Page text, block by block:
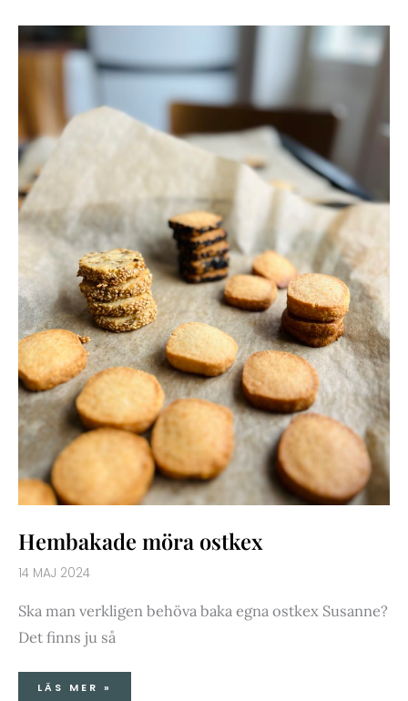
Hembakade möra ostkex
14 MAJ 2024
Ska man verkligen behöva baka egna ostkex Susanne?
Det finns ju så
HEMBAKADE
OSTKEX
LÄS MER »